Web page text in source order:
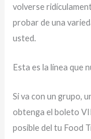
volverse
probar de una
usted.
Esta es la línea que
Si va con un grupo,
obtenga el boleto
posible del tu Food